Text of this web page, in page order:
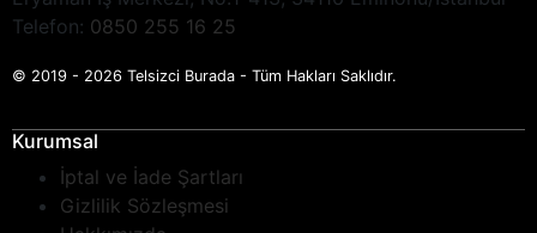
Telefon: 0850 255 16 25
© 2019 - 2026 Telsizci Burada - Tüm Hakları Saklıdır.
Kurumsal
İptal ve İade Şartları
Gizlilik Sözleşmesi